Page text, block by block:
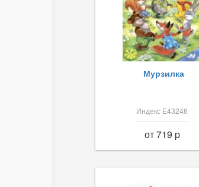
Мурзилка
Индекс Е43246
от 719 p